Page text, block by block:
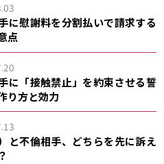
に慰謝料を分割払いで請求する
点
に「接触禁止」を約束させる誓
り方と効力
と不倫相手、どちらを先に訴え